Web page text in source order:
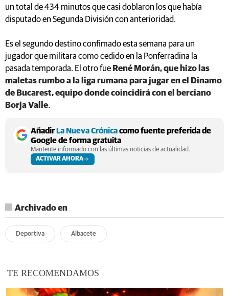
un total de 434 minutos que casi doblaron los que había
disputado en Segunda División con anterioridad.
Es el segundo destino confimado esta semana para un
jugador que militara como cedido en la Ponferradina la
pasada temporada. El otro fue René Morán, que hizo las
maletas rumbo a la liga rumana para jugar en el Dinamo
de Bucarest, equipo donde coincidirá con el berciano
Borja Valle.
AñadirLa Nueva Crónicacomo fuente preferida de
Google de forma gratuita
Mantente informado con las últimas noticias de actualidad.
ACTIVAR AHORA
Archivado en
Deportiva Albacete
TE RECOMENDAMOS